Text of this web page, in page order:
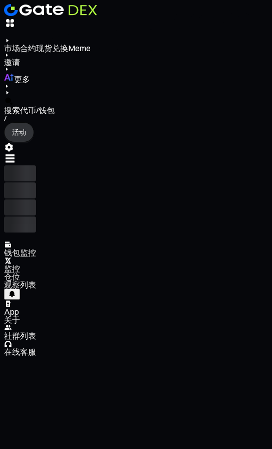
市场合约现货兑换Meme
邀请
更多
搜索代币/钱包
/
活动
钱包监控
监控
仓位
观察列表
App
关于
社群列表
在线客服